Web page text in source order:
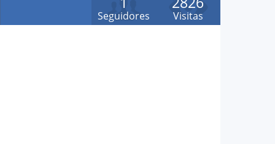
Visitas
Seguidores